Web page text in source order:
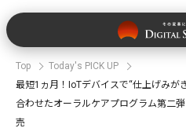
Top
Today's PICK UP
最短1ヵ月！IoTデバイスで“仕上げみが
合わせたオーラルケアプログラム第二
売